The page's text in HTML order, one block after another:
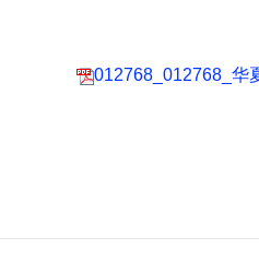
012768_012768_华